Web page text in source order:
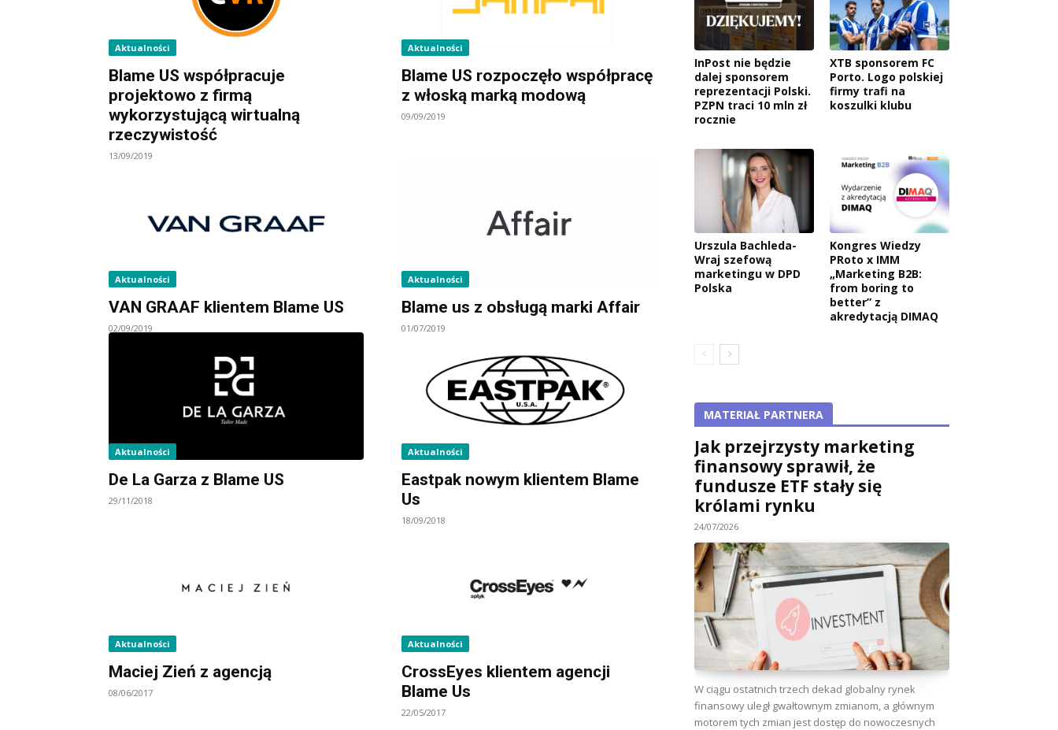
Aktualności
Blame US współpracuje
projektowo z firmą
wykorzystującą wirtualną
rzeczywistość
13/09/2019
Aktualności
Blame US rozpoczęło współpracę
z włoską marką modową
09/09/2019
Aktualności
VAN GRAAF klientem Blame US
02/09/2019
Aktualności
Blame us z obsługą marki Affair
01/07/2019
Aktualności
De La Garza z Blame US
29/11/2018
Aktualności
Eastpak nowym klientem Blame
Us
18/09/2018
Aktualności
Maciej Zień z agencją
08/06/2017
Aktualności
CrossEyes klientem agencji
Blame Us
22/05/2017
InPost nie będzie
dalej sponsorem
reprezentacji Polski.
PZPN traci 10 mln zł
rocznie
XTB sponsorem FC
Porto. Logo polskiej
firmy trafi na
koszulki klubu
Urszula Bachleda-
Wraj szefową
marketingu w DPD
Polska
Kongres Wiedzy
PRoto x IMM
„Marketing B2B:
from boring to
better” z
akredytacją DIMAQ
MATERIAŁ PARTNERA
Jak przejrzysty marketing
finansowy sprawił, że
fundusze ETF stały się
królami rynku
24/07/2026
W ciągu ostatnich trzech dekad globalny rynek
finansowy uległ gwałtownym zmianom, a głównym
motorem tych zmian jest dostęp do nowoczesnych